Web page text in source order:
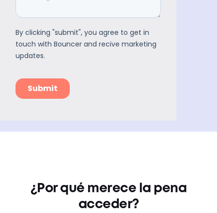
¿Por qué merece la pena
acceder?